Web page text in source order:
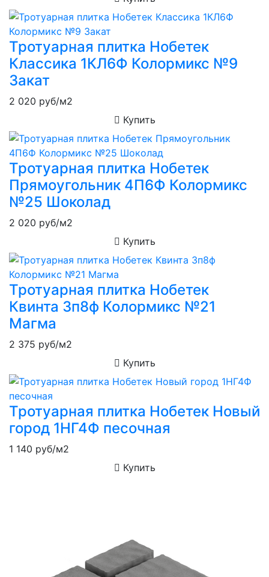
Тротуарная плитка Нобетек
Классика 1КЛ6Ф Колормикс №9
Закат
2 020 руб/м2
Купить
Тротуарная плитка Нобетек
Прямоугольник 4П6Ф Колормикс
№25 Шоколад
2 020 руб/м2
Купить
Тротуарная плитка Нобетек
Квинта 3п8ф Колормикс №21
Магма
2 375 руб/м2
Купить
Тротуарная плитка Нобетек Новый
город 1НГ4Ф песочная
1 140 руб/м2
Купить